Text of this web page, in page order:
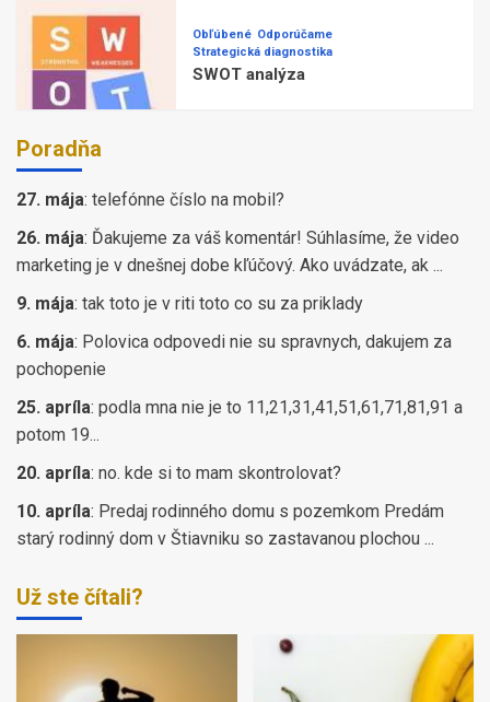
Obľúbené Odporúčame
Strategická diagnostika
SWOT analýza
Poradňa
27. mája: telefónne číslo na mobil?
26. mája: Ďakujeme za váš komentár! Súhlasíme, že video
marketing je v dnešnej dobe kľúčový. Ako uvádzate, ak ...
9. mája: tak toto je v riti toto co su za priklady
6. mája: Polovica odpovedi nie su spravnych, dakujem za
pochopenie
25. apríla: podla mna nie je to 11,21,31,41,51,61,71,81,91 a
potom 19...
20. apríla: no. kde si to mam skontrolovat?
10. apríla: Predaj rodinného domu s pozemkom Predám
starý rodinný dom v Štiavniku so zastavanou plochou ...
Už ste čítali?